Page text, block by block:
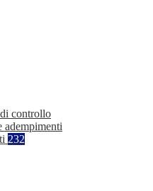
controllo
adempimenti
232